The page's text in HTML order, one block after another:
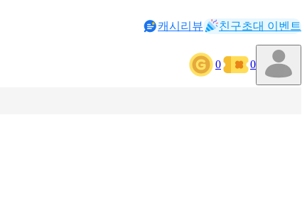
캐시리뷰 친구초대 이벤트
0 0